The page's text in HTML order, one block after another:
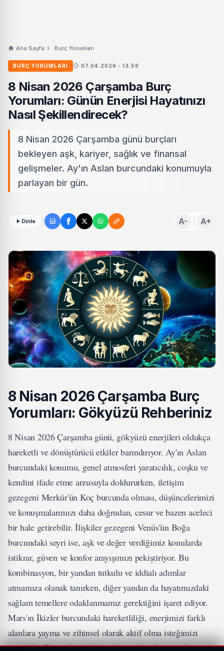
Ana Sayfa Burç Yorumları
BURÇ YORUMLARI 07.04.2026 - 13:59
8 Nisan 2026 Çarşamba Burç
Yorumları: Günün Enerjisi Hayatınızı
Nasıl Şekillendirecek?
8 Nisan 2026 Çarşamba günü burçları
bekleyen aşk, kariyer, sağlık ve finansal
gelişmeler. Ay'ın Aslan burcundaki konumuyla
parlayan bir gün.
Dinle A- A+
8 Nisan 2026 Çarşamba Burç
Yorumları: Gökyüzü Rehberiniz
8 Nisan 2026 Çarşamba günü, gökyüzü enerjileri oldukça
hareketli ve dönüştürücü etkiler barındırıyor. Ay'ın Aslan
burcundaki konumu, genel atmosferi yaratıcılık, coşku ve
kendini ifade etme arzusuyla doldururken, iletişim
gezegeni Merkür'ün Koç burcunda olması, düşüncelerimizi
ve konuşmalarımızı daha doğrudan, cesur ve bazen aceleci
bir hale getirebilir. İlişkiler gezegeni Venüs'ün Boğa
burcundaki seyri ise, aşk ve değer verdiğimiz konularda
istikrar, güven ve konfor arayışımızı pekiştiriyor. Bu
kombinasyon, bir yandan tutkulu ve iddialı adımlar
atmamıza olanak tanırken, diğer yandan da hayatımızdaki
sağlam temellere odaklanmamız gerektiğini işaret ediyor.
Mars'ın İkizler burcundaki hareketliliği, enerjimizi farklı
alanlara yayma ve zihinsel olarak aktif olma isteğimizi
artırabilir. Bu özel günde, her burcun kendine özgü